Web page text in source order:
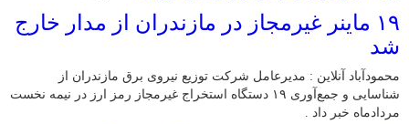
۱۹ ماینر غیرمجاز در مازندران از مدار خارج
شد
محمودآباد آنلاین : مدیرعامل شرکت توزیع نیروی برق مازندران از
شناسایی و جمع‌آوری ۱۹ دستگاه استخراج غیرمجاز رمز ارز در نیمه نخست
مردادماه خبر داد .